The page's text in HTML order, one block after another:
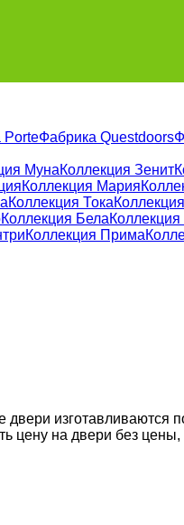
PorteФабрика Questdoors
МунаКоллекция Зенит
Коллекция Мария
Коллекция Тока
Коллекция Бела
Коллекция Прима
двери
цену на двери без